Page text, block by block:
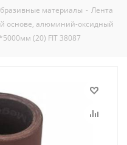
материалы - Лента
основе, алюминий-оксидный
(20) FIT 38087